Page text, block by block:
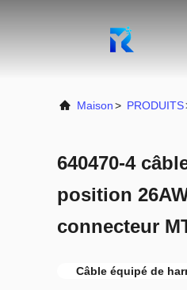
Maison> PRODUITS
640470-4
position
connecteur
Câble équipé de